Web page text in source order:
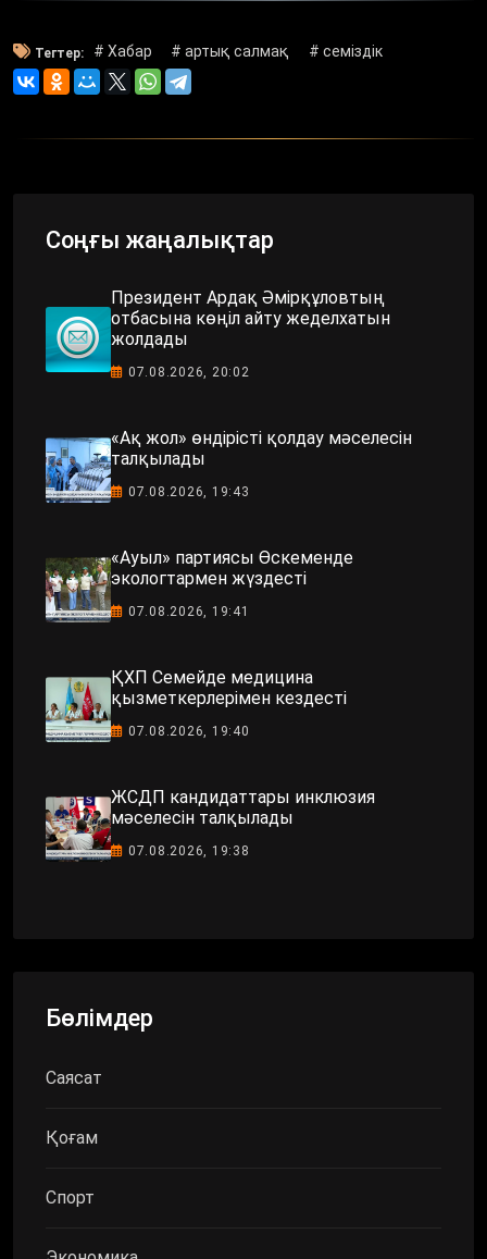
Тегтер: # Хабар # артық салмақ # семіздік
Соңғы жаңалықтар
Президент Ардақ Әмірқұловтың
отбасына көңіл айту жеделхатын
жолдады
07.08.2026, 20:02
«Ақ жол» өндірісті қолдау мәселесін
талқылады
07.08.2026, 19:43
«Ауыл» партиясы Өскеменде
экологтармен жүздесті
07.08.2026, 19:41
ҚХП Семейде медицина
қызметкерлерімен кездесті
07.08.2026, 19:40
ЖСДП кандидаттары инклюзия
мәселесін талқылады
07.08.2026, 19:38
Бөлімдер
Саясат
Қоғам
Спорт